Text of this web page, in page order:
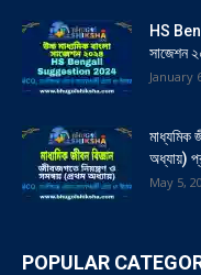
HS
সাজেশন
January
মাধ্যমিক
অধ্যায়)
May 5,
POPULAR